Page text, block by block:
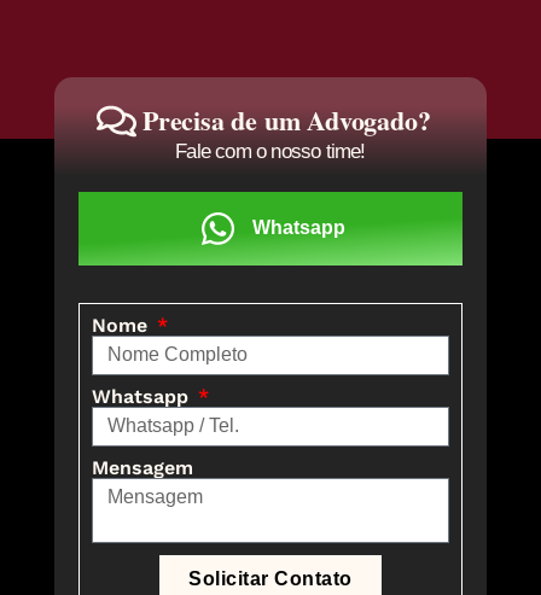
Precisa de um Advogado?
Fale com o nosso time!
Whatsapp
Nome
Whatsapp
Mensagem
Solicitar Contato